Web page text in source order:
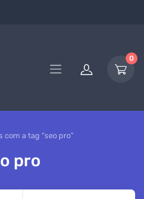
0
a tag “seo pro”
pro